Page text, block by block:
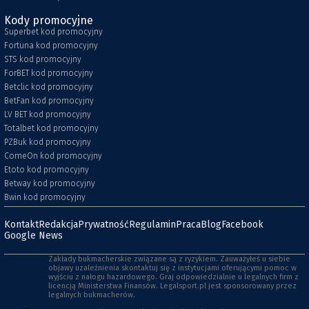
Kody promocyjne
Superbet kod promocyjny
Fortuna kod promocyjny
STS kod promocyjny
ForBET kod promocyjny
Betclic kod promocyjny
BetFan kod promocyjny
LV BET kod promocyjny
Totalbet kod promocyjny
PZBuk kod promocyjny
ComeOn kod promocyjny
Etoto kod promocyjny
Betway kod promocyjny
Bwin kod promocyjny
KontaktRedakcjaPrywatnośćRegulaminPracaBlogFacebook
Google News
Zakłady bukmacherskie związane są z ryzykiem. Zauważyłeś u siebie
objawy uzależnienia skontaktuj się z instytucjami oferującymi pomoc w
wyjściu z nałogu hazardowego. Graj odpowiedzialnie u legalnych firm z
licencją Ministerstwa Finansów. Legalsport.pl jest sponsorowany przez
legalnych bukmacherów.